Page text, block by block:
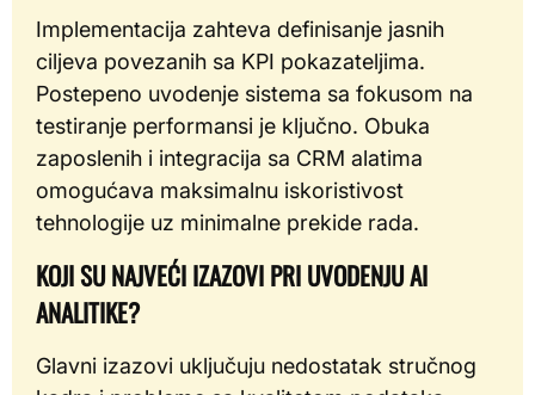
Implementacija zahteva definisanje jasnih
ciljeva povezanih sa KPI pokazateljima.
Postepeno uvodenje sistema sa fokusom na
testiranje performansi je ključno. Obuka
zaposlenih i integracija sa CRM alatima
omogućava maksimalnu iskoristivost
tehnologije uz minimalne prekide rada.
KOJI SU NAJVEĆI IZAZOVI PRI UVODENJU AI
ANALITIKE?
Glavni izazovi uključuju nedostatak stručnog